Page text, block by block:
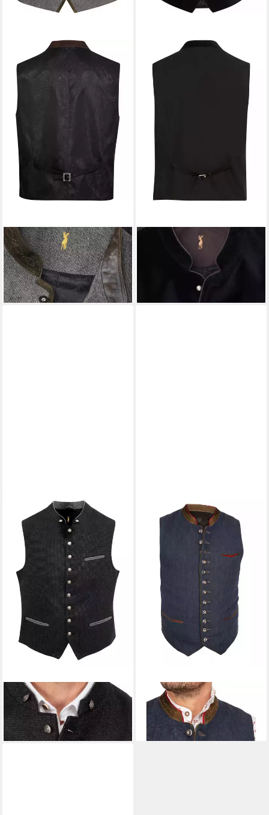
ALMSACHTrachtenweste
Tweed-Weste
134,99 €
ALMSACH
Trachtenweste
Samt-Trachtenweste
UVP109,99 €
ALMSACHTrachtenweste
HE-WS1188
139,95 €
ALMSACHTrachtenweste
CAMILLO2
154,95 €